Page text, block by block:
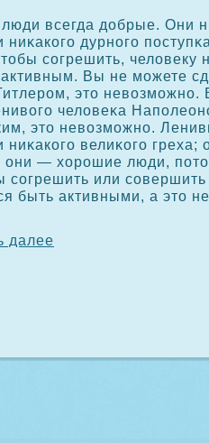
всегда добрые. Они
дурного
сοгрешить, человеку
активным. Вы не можете
это
человеκа
это невозможно.
велиκοго греха;
они — хорошие люди,
сοгрешить или
быть активными, а это
далее